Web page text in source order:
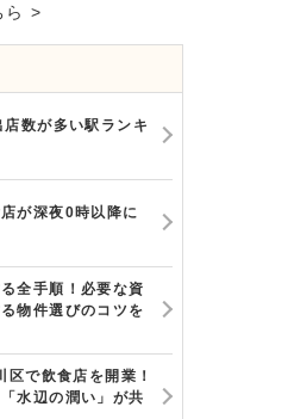
ら >
店数が多い駅ランキ
が深夜0時以降に
全手順！必要な資
物件選びのコツを
区で飲食店を開業！
水辺の潤い」が共